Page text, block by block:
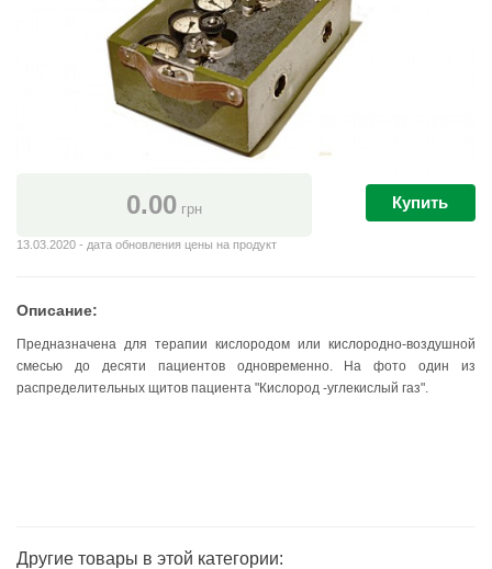
0.00грн
13.03.2020 - дата обновления цены на продукт
Купить
Описание:
Предназначена для терапии кислородом или кислородно-воздушной
смесью до десяти пациентов одновременно. На фото один из
распределительных щитов пациента "Кислород -углекислый газ".
Другие товары в этой категории: